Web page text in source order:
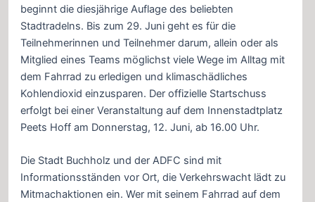
beginnt die diesjährige Auflage des beliebten
Stadtradelns. Bis zum 29. Juni geht es für die
Teilnehmerinnen und Teilnehmer darum, allein oder als
Mitglied eines Teams möglichst viele Wege im Alltag mit
dem Fahrrad zu erledigen und klimaschädliches
Kohlendioxid einzusparen. Der offizielle Startschuss
erfolgt bei einer Veranstaltung auf dem Innenstadtplatz
Peets Hoff am Donnerstag, 12. Juni, ab 16.00 Uhr.
Die Stadt Buchholz und der ADFC sind mit
Informationsständen vor Ort, die Verkehrswacht lädt zu
Mitmachaktionen ein. Wer mit seinem Fahrrad auf dem